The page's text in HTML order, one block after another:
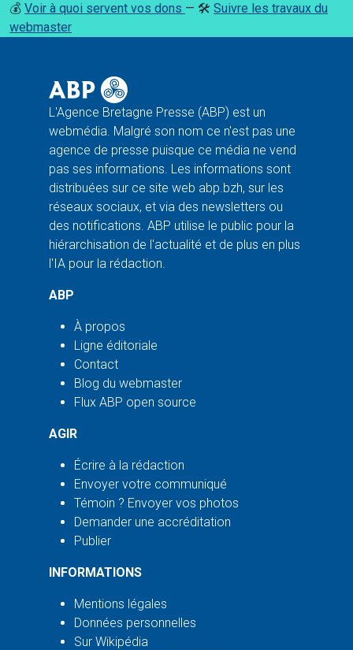
💰 Voir à quoi servent vos dons — 🛠️ Suivre les travaux du
webmaster
L'Agence Bretagne Presse (ABP) est un
webmédia. Malgré son nom ce n'est pas une
agence de presse puisque ce média ne vend
pas ses informations. Les informations sont
distribuées sur ce site web abp.bzh, sur les
réseaux sociaux, et via des newsletters ou
des notifications. ABP utilise le public pour la
hiérarchisation de l'actualité et de plus en plus
l'IA pour la rédaction.
ABP
À propos
Ligne éditoriale
Contact
Blog du webmaster
Flux ABP open source
AGIR
Écrire à la rédaction
Envoyer votre communiqué
Témoin ? Envoyer vos photos
Demander une accréditation
Publier
INFORMATIONS
Mentions légales
Données personnelles
Sur Wikipédia